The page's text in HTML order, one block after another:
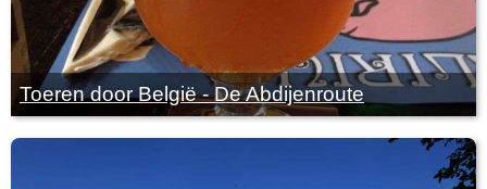
Toeren door België - De Abdijenroute